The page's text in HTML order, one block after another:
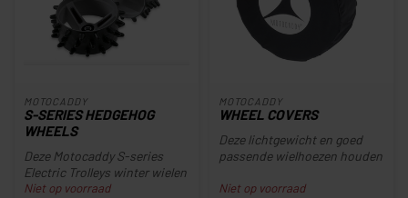
MOTOCADDY
S-SERIES HEDGEHOG
WHEELS
Deze Motocaddy S-series
Electric Trolleys winter wielen
zijn ontworpen in samenw...
Niet op voorraad
MOTOCADDY
WHEEL COVERS
Deze lichtgewicht en goed
passende wielhoezen houden
Niet op voorraad